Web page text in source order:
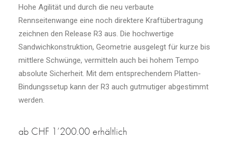
Hohe Agilität und durch die neu verbaute
Rennseitenwange eine noch direktere Kraftübertragung
zeichnen den Release R3 aus. Die hochwertige
Sandwichkonstruktion, Geometrie ausgelegt für kurze bis
mittlere Schwünge, vermitteln auch bei hohem Tempo
absolute Sicherheit. Mit dem entsprechendem Platten-
Bindungssetup kann der R3 auch gutmutiger abgestimmt
werden.
ab CHF 1’200.00 erhältlich